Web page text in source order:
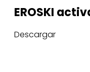
EROSKI
Descargar